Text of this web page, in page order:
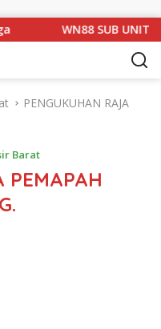
WN88 SUB UNIT 13
PENGUKUHAN RAJA
Barat
PEMAPAH